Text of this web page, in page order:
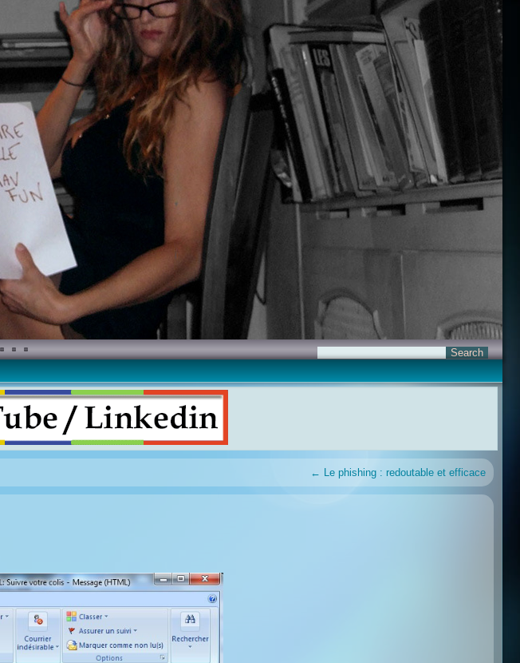
← Le phishing : redoutable et efficace